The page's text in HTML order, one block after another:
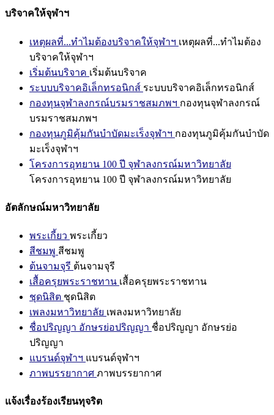
บริจาคให้จุฬาฯ
เหตุผลที่...ทำไมต้องบริจาคให้จุฬาฯ เหตุผลที่...ทำไมต้อง
บริจาคให้จุฬาฯ
เริ่มต้นบริจาค เริ่มต้นบริจาค
ระบบบริจาคอิเล็กทรอนิกส์ ระบบบริจาคอิเล็กทรอนิกส์
กองทุนจุฬาลงกรณ์บรมราชสมภพฯ กองทุนจุฬาลงกรณ์
บรมราชสมภพฯ
กองทุนภูมิคุ้มกันบำบัดมะเร็งจุฬาฯ กองทุนภูมิคุ้มกันบำบัด
มะเร็งจุฬาฯ
โครงการอุทยาน 100 ปี จุฬาลงกรณ์มหาวิทยาลัย
โครงการอุทยาน 100 ปี จุฬาลงกรณ์มหาวิทยาลัย
อัตลักษณ์มหาวิทยาลัย
พระเกี้ยว พระเกี้ยว
สีชมพู สีชมพู
ต้นจามจุรี ต้นจามจุรี
เสื้อครุยพระราชทาน เสื้อครุยพระราชทาน
ชุดนิสิต ชุดนิสิต
เพลงมหาวิทยาลัย เพลงมหาวิทยาลัย
ชื่อปริญญา อักษรย่อปริญญา ชื่อปริญญา อักษรย่อ
ปริญญา
แบรนด์จุฬาฯ แบรนด์จุฬาฯ
ภาพบรรยากาศ ภาพบรรยากาศ
แจ้งเรื่องร้องเรียนทุจริต